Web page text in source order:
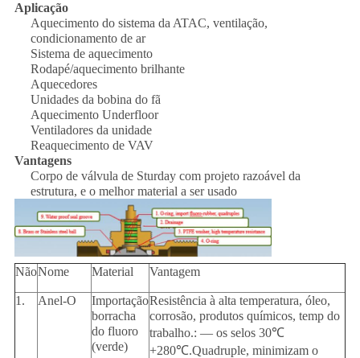
Aplicação
Aquecimento do sistema da ATAC, ventilação,
condicionamento de ar
Sistema de aquecimento
Rodapé/aquecimento brilhante
Aquecedores
Unidades da bobina do fã
Aquecimento Underfloor
Ventiladores da unidade
Reaquecimento de VAV
Vantagens
Corpo de válvula de Sturday com projeto razoável da
estrutura, e o melhor material a ser usado
NãoNome Material Vantagem
1. Anel-O
Importação
borracha
do fluoro
(verde)
Resistência à alta temperatura, óleo,
corrosão, produtos químicos, temp do
trabalho.: — os selos 30℃
+280℃.Quadruple, minimizam o